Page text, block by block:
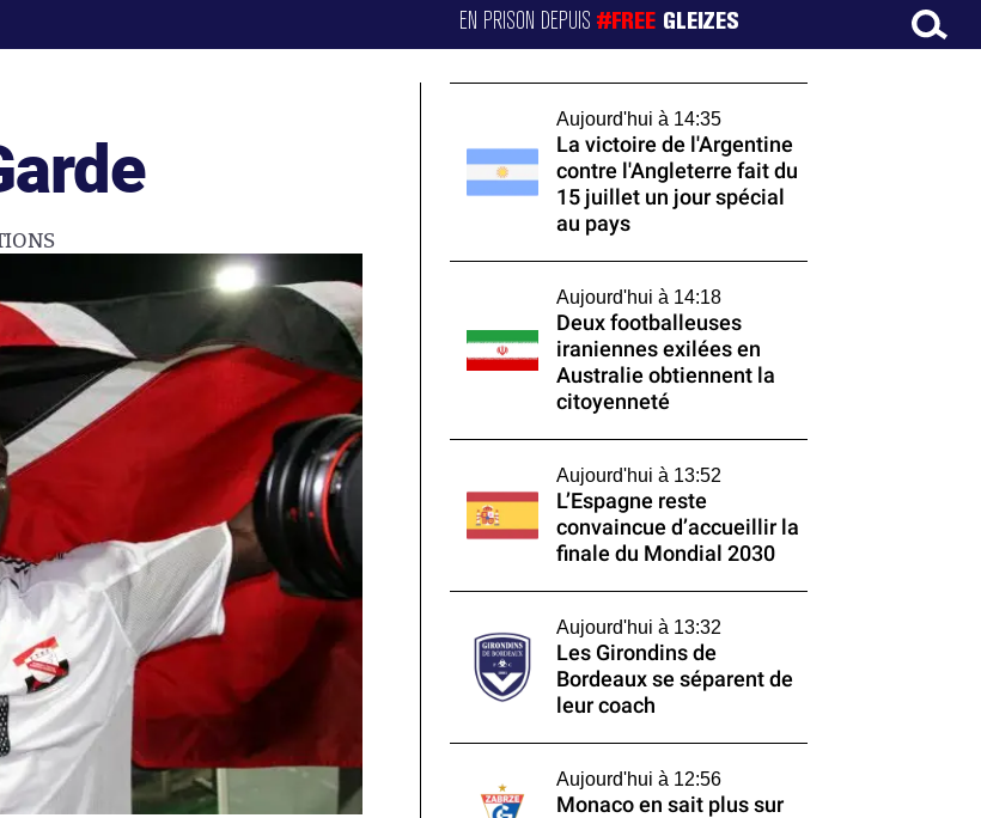
EN PRISON DEPUIS#FREE GLEIZES
Aujourd'hui à 14:35
La victoire de l'Argentine
contre l'Angleterre fait du
15 juillet un jour spécial
au pays
Aujourd'hui à 14:18
Deux footballeuses
iraniennes exilées en
Australie obtiennent la
citoyenneté
Aujourd'hui à 13:52
L’Espagne reste
convaincue d’accueillir la
finale du Mondial 2030
Aujourd'hui à 13:32
Les Girondins de
Bordeaux se séparent de
leur coach
Aujourd'hui à 12:56
Monaco en sait plus sur